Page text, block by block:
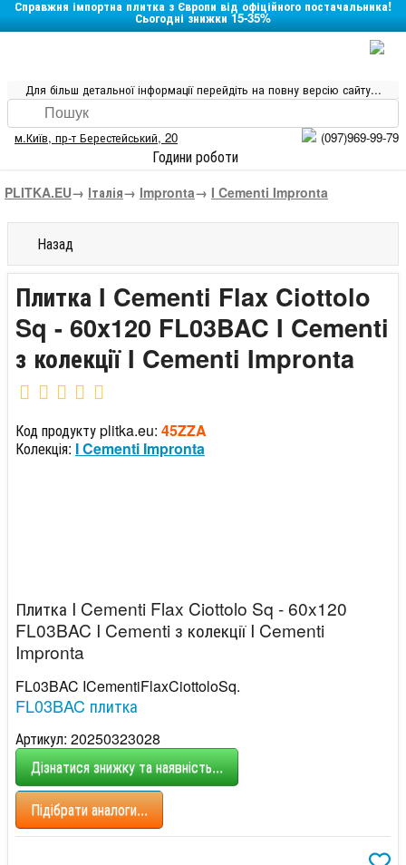
Справжня імпортна плитка з Європи від офіційного постачальника!
Сьогодні знижки 15-35%
Для більш детальної інформації перейдіть на повну версію сайту...
м.Київ, пр-т Берестейський, 20 (097)969-99-79
Години роботи
PLITKA.EU→ Італія→ Impronta→ I Cementi Impronta
Назад
Плитка I Cementi Flax Ciottolo
Sq - 60x120 FL03BAC I Cementi
з колекції I Cementi Impronta
Код продукту plitka.eu: 45ZZA
Колекція: I Cementi Impronta
Плитка I Cementi Flax Ciottolo Sq - 60x120
FL03BAC I Cementi з колекції I Cementi
Impronta
FL03BAC ICementiFlaxCiottoloSq.
FL03BAC плитка
Артикул: 20250323028
Дізнатися знижку та наявність...
Підібрати аналоги...